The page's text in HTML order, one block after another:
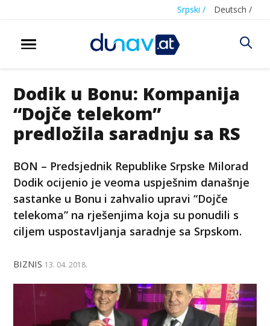
Srpski / Deutsch /
Dodik u Bonu: Kompanija
“Dojče telekom”
predložila saradnju sa RS
BON – Predsjednik Republike Srpske Milorad
Dodik ocijenio je veoma uspješnim današnje
sastanke u Bonu i zahvalio upravi “Dojče
telekoma” na rješenjima koja su ponudili s
ciljem uspostavljanja saradnje sa Srpskom.
BIZNIS 13. 04. 2018.